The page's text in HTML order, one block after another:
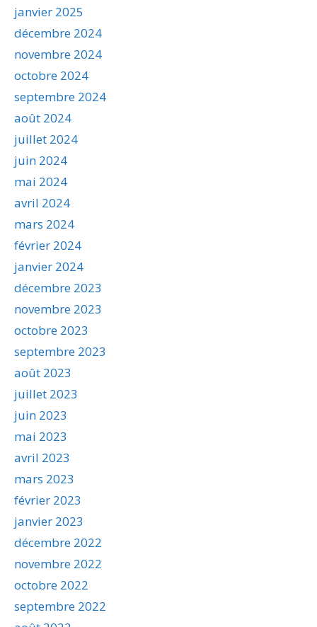
janvier 2025
décembre 2024
novembre 2024
octobre 2024
septembre 2024
août 2024
juillet 2024
juin 2024
mai 2024
avril 2024
mars 2024
février 2024
janvier 2024
décembre 2023
novembre 2023
octobre 2023
septembre 2023
août 2023
juillet 2023
juin 2023
mai 2023
avril 2023
mars 2023
février 2023
janvier 2023
décembre 2022
novembre 2022
octobre 2022
septembre 2022